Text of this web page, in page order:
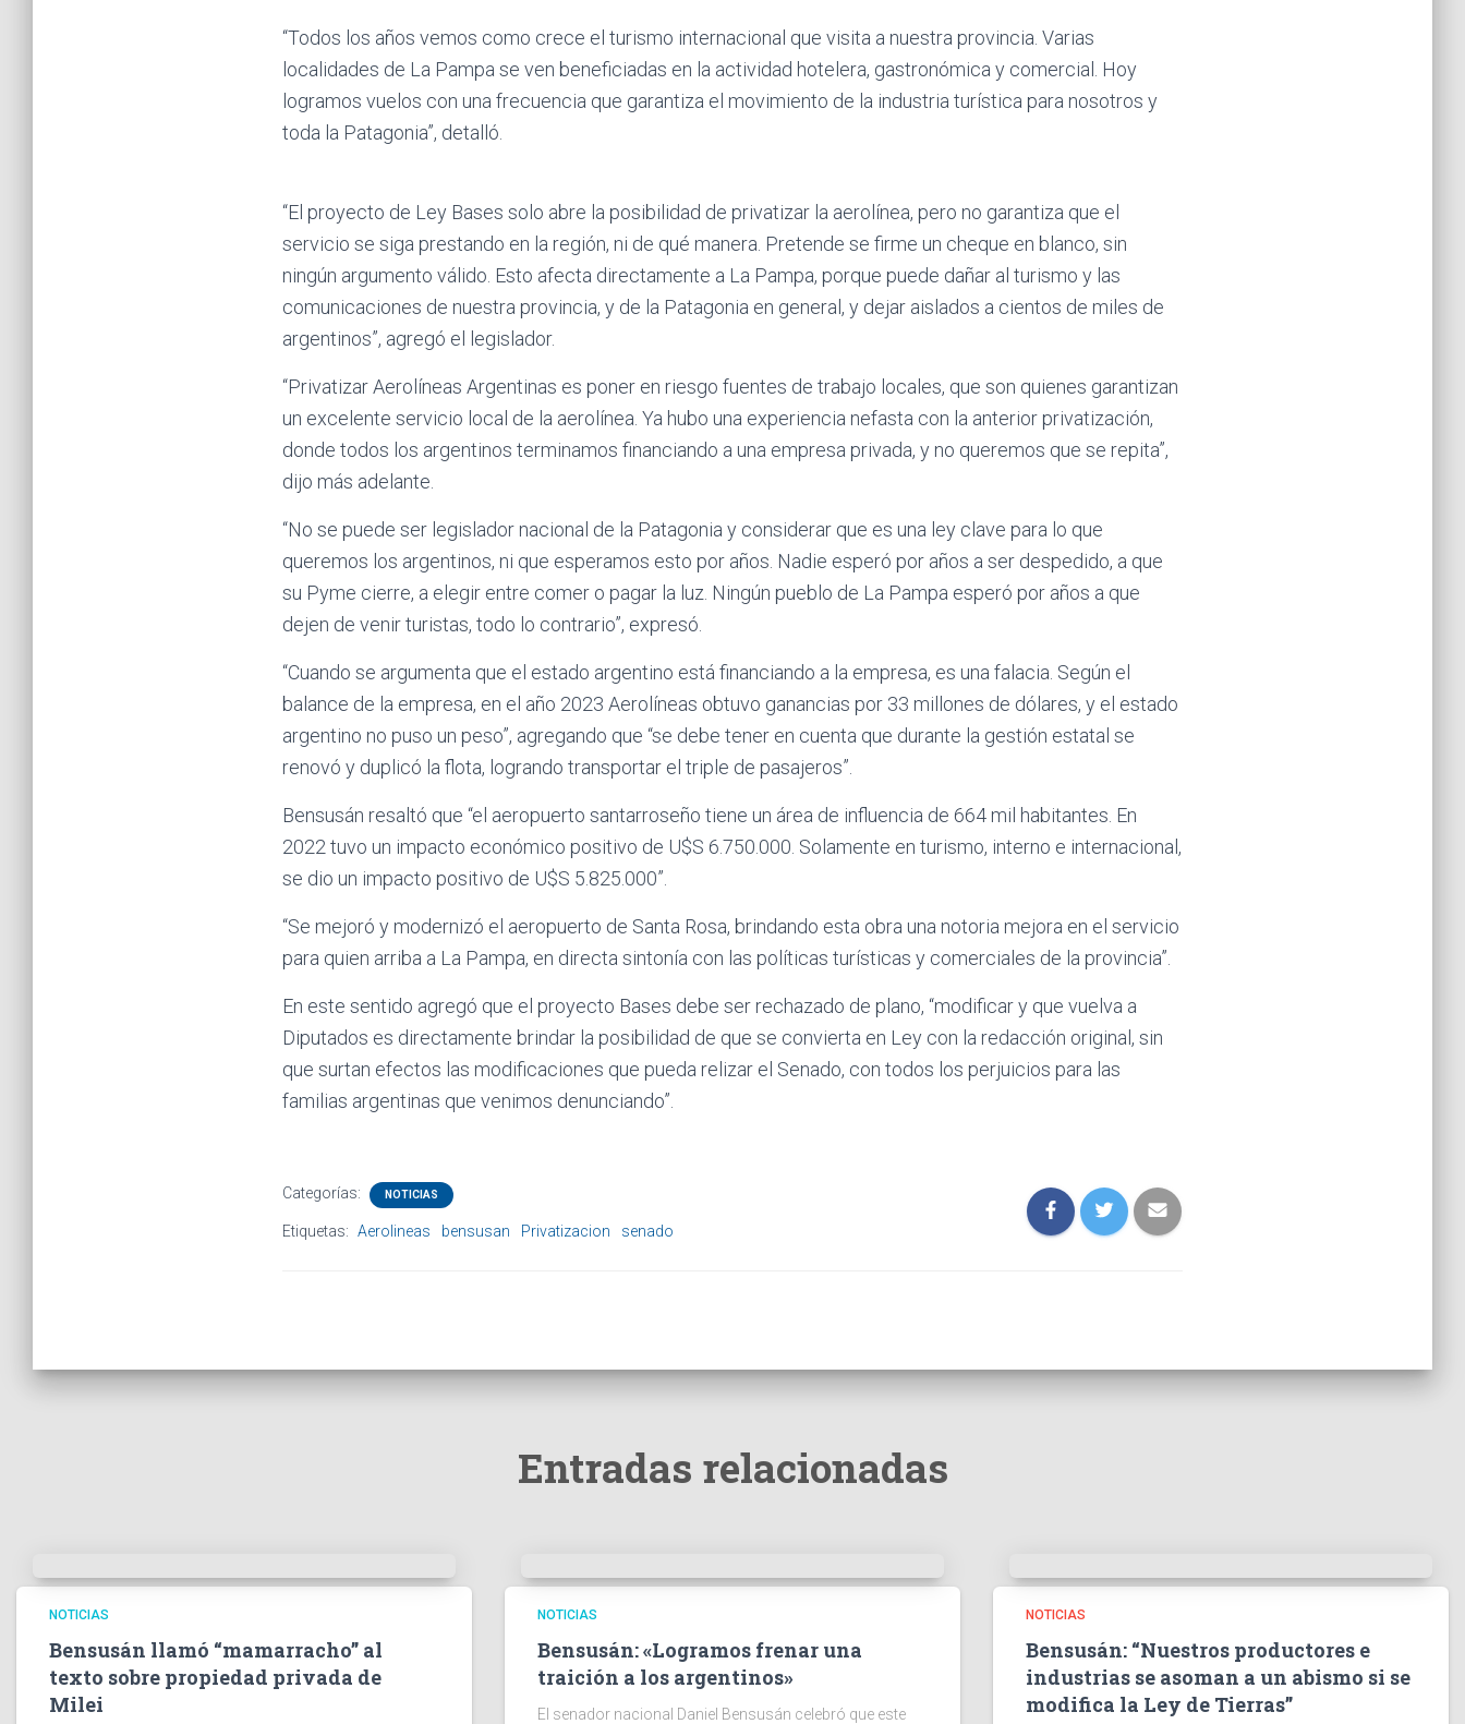
“Todos los años vemos como crece el turismo internacional que visita a nuestra provincia. Varias
localidades de La Pampa se ven beneficiadas en la actividad hotelera, gastronómica y comercial. Hoy
logramos vuelos con una frecuencia que garantiza el movimiento de la industria turística para nosotros y
toda la Patagonia”, detalló.
“El proyecto de Ley Bases solo abre la posibilidad de privatizar la aerolínea, pero no garantiza que el
servicio se siga prestando en la región, ni de qué manera. Pretende se firme un cheque en blanco, sin
ningún argumento válido. Esto afecta directamente a La Pampa, porque puede dañar al turismo y las
comunicaciones de nuestra provincia, y de la Patagonia en general, y dejar aislados a cientos de miles de
argentinos”, agregó el legislador.
“Privatizar Aerolíneas Argentinas es poner en riesgo fuentes de trabajo locales, que son quienes garantizan
un excelente servicio local de la aerolínea. Ya hubo una experiencia nefasta con la anterior privatización,
donde todos los argentinos terminamos financiando a una empresa privada, y no queremos que se repita”,
dijo más adelante.
“No se puede ser legislador nacional de la Patagonia y considerar que es una ley clave para lo que
queremos los argentinos, ni que esperamos esto por años. Nadie esperó por años a ser despedido, a que
su Pyme cierre, a elegir entre comer o pagar la luz. Ningún pueblo de La Pampa esperó por años a que
dejen de venir turistas, todo lo contrario”, expresó.
“Cuando se argumenta que el estado argentino está financiando a la empresa, es una falacia. Según el
balance de la empresa, en el año 2023 Aerolíneas obtuvo ganancias por 33 millones de dólares, y el estado
argentino no puso un peso”, agregando que “se debe tener en cuenta que durante la gestión estatal se
renovó y duplicó la flota, logrando transportar el triple de pasajeros”.
Bensusán resaltó que “el aeropuerto santarroseño tiene un área de influencia de 664 mil habitantes. En
2022 tuvo un impacto económico positivo de U$S 6.750.000. Solamente en turismo, interno e internacional,
se dio un impacto positivo de U$S 5.825.000”.
“Se mejoró y modernizó el aeropuerto de Santa Rosa, brindando esta obra una notoria mejora en el servicio
para quien arriba a La Pampa, en directa sintonía con las políticas turísticas y comerciales de la provincia”.
En este sentido agregó que el proyecto Bases debe ser rechazado de plano, “modificar y que vuelva a
Diputados es directamente brindar la posibilidad de que se convierta en Ley con la redacción original, sin
que surtan efectos las modificaciones que pueda relizar el Senado, con todos los perjuicios para las
familias argentinas que venimos denunciando”.
Categorías: NOTICIAS
Etiquetas: Aerolineas bensusan Privatizacion senado
Entradas relacionadas
NOTICIAS
Bensusán llamó “mamarracho” al
texto sobre propiedad privada de
Milei
NOTICIAS
Bensusán: «Logramos frenar una
traición a los argentinos»
El senador nacional Daniel Bensusán celebró que este
NOTICIAS
Bensusán: “Nuestros productores e
industrias se asoman a un abismo si se
modifica la Ley de Tierras”